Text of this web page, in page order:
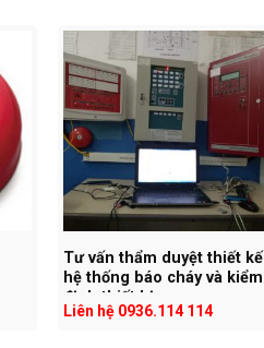
+
Tư vấn thẩm duyệt thiết kế
hệ thống báo cháy và kiểm
định thiết bị
Liên hệ 0936.114 114